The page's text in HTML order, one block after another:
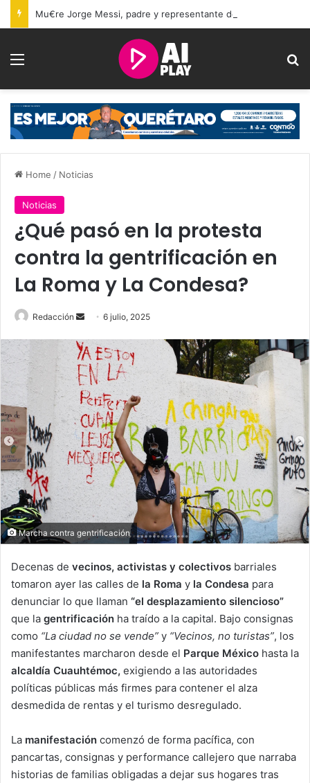
Menu
Home / Noticias
Noticias
¿Qué pasó en la protesta
contra la gentrificación en
La Roma y La Condesa?
Redacción
Send
email
6 julio, 2025
Marcha contra gentrificación
Decenas de vecinos, activistas y colectivos barriales
tomaron ayer las calles de la Roma y la Condesa para
denunciar lo que llaman “el desplazamiento silencioso”
que la gentrificación ha traído a la capital. Bajo consignas
como “La ciudad no se vende” y “Vecinos, no turistas”, los
manifestantes marcharon desde el Parque México hasta la
alcaldía Cuauhtémoc, exigiendo a las autoridades
políticas públicas más firmes para contener el alza
desmedida de rentas y el turismo desregulado.
La manifestación comenzó de forma pacífica, con
pancartas, consignas y performance callejero que narraba
historias de familias obligadas a dejar sus hogares tras